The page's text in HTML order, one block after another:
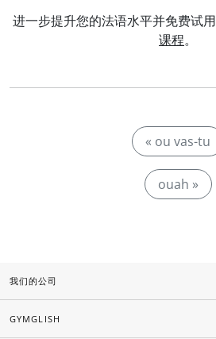
进一步提升您的法语水平并免费试用
课程。
« ou vas-tu
ouah »
我们的公司
GYMGLISH